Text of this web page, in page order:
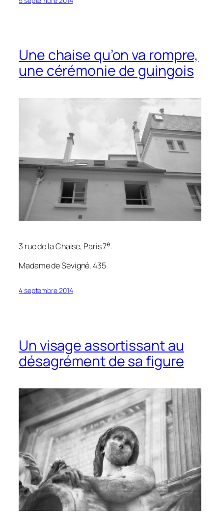
Une chaise qu’on va rompre,
une cérémonie de guingois
3 rue de la Chaise, Paris 7e.
Madame de Sévigné, 435
4 septembre 2014
Un visage assortissant au
désagrément de sa figure